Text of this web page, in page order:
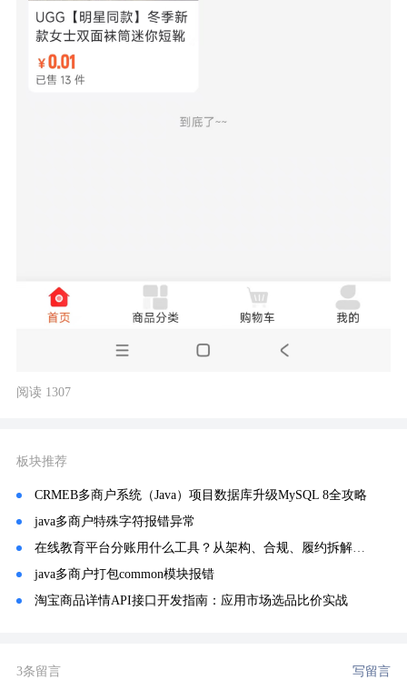
阅读 1307
板块推荐
CRMEB多商户系统（Java）项目数据库升级MySQL 8全攻略
java多商户特殊字符报错异常
在线教育平台分账用什么工具？从架构、合规、履约拆解，为何行业 90% 平台统一选用分账链
java多商户打包common模块报错
淘宝商品详情API接口开发指南：应用市场选品比价实战
3条留言 写留言